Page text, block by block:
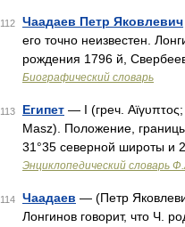
112 Чаадаев Петр Яковлевич
его точно неизвестен.
рождения 1796 й,
Биографический словарь
113 Египет — I (греч.
Masz). Положение,
31°35 северной широты и
Энциклопедический словарь
114 Чаадаев — (Петр
Лонгинов говорит, что Ч.